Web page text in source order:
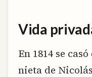
Vida
En 1814 se
nieta de